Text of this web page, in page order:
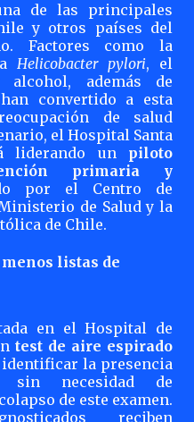
de las principales
y otros países del
Factores como la
Helicobacter pylori, el
además de
convertido a esta
de salud
el Hospital Santa
liderando un piloto
primaria y
por el Centro de
de Salud y la
de Chile.
listas de
en el Hospital de
test de aire espirado
la presencia
sin necesidad de
de este examen.
reciben